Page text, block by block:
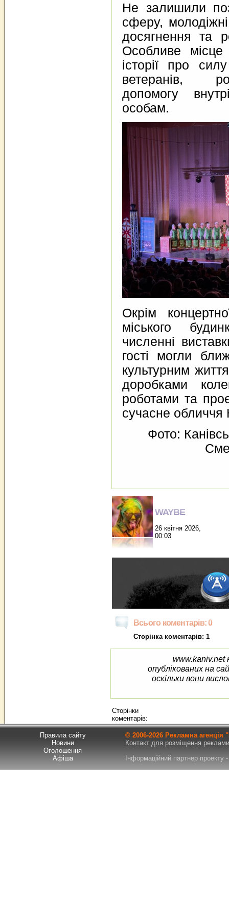
Не залишили
сферу, молодіжні
досягнення та
Особливе
історії про
ветеранів,
допомогу
особам.
Окрім
міського
численні
гості могли
культурним
доробками
роботами та
сучасне обличчя
Фото:
WAYBE
26 квітня 2026,
00:03
Всього коментарів: 0
Сторінка коментарів: 1
www.kaniv.net
опублікованих на
оскільки вони
Сторінки
коментарів:
Правила сайту
Новини
Оголошення
Афіша
© 2006-2026 Рекламна
Контакт для розміщення
Інформаційний партнер проекту